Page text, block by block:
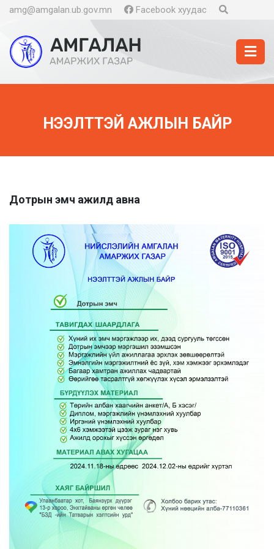
amg@amgalan.ub.gov.mn Facebook хуудас
НЭЭЛТТЭЙ АЖЛЫН БАЙР
Дотрын эмч ажилд авна